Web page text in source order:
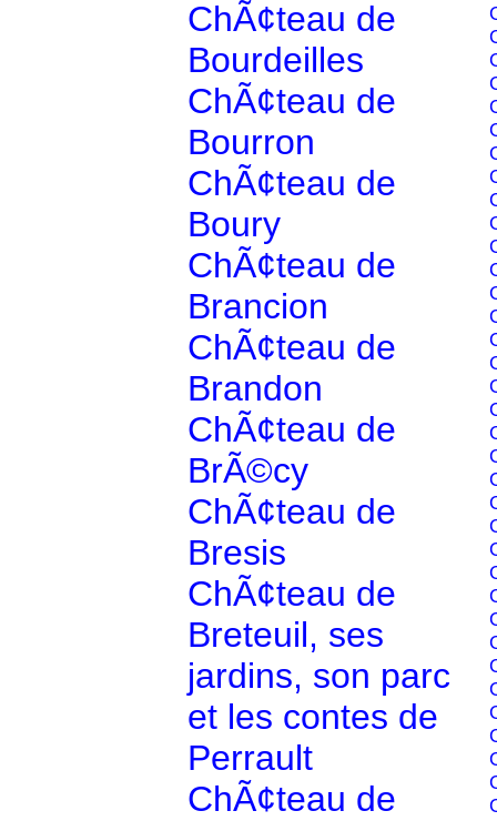
ChÃ¢teau de
Bourdeilles
ChÃ¢teau de
Bourron
ChÃ¢teau de
Boury
ChÃ¢teau de
Brancion
ChÃ¢teau de
Brandon
ChÃ¢teau de
BrÃ©cy
ChÃ¢teau de
Bresis
ChÃ¢teau de
Breteuil, ses
jardins, son parc
et les contes de
Perrault
ChÃ¢teau de